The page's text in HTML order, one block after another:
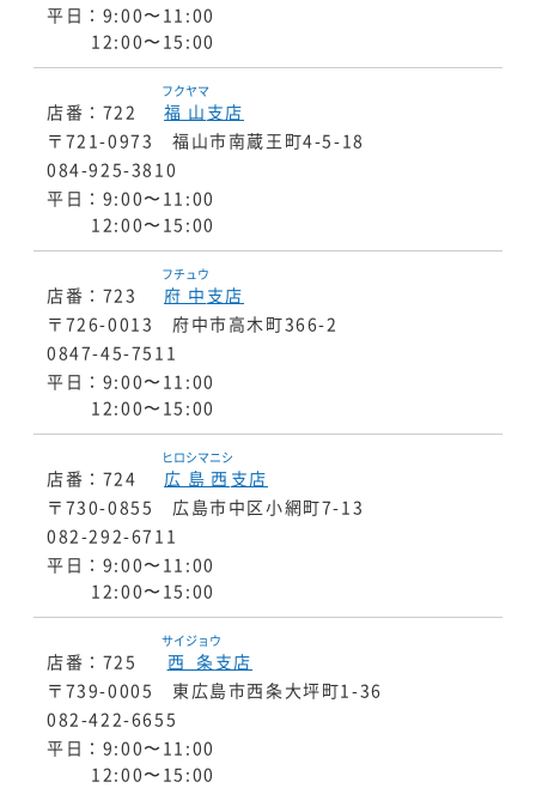
平日：9:00〜11:00
12:00〜15:00
店番：722 福山
フクヤマ
支店
〒721-0973 福山市南蔵王町4-5-18
084-925-3810
平日：9:00〜11:00
12:00〜15:00
店番：723 府中
フチュウ
支店
〒726-0013 府中市高木町366-2
0847-45-7511
平日：9:00〜11:00
12:00〜15:00
店番：724 広島西
ヒロシマニシ
支店
〒730-0855 広島市中区小網町7-13
082-292-6711
平日：9:00〜11:00
12:00〜15:00
店番：725 西条
サイジョウ
支店
〒739-0005 東広島市西条大坪町1-36
082-422-6655
平日：9:00〜11:00
12:00〜15:00